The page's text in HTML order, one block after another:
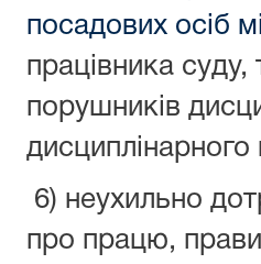
посадових осіб
працівника суду,
порушників
дисциплінарного
6) неухильно
про працю,